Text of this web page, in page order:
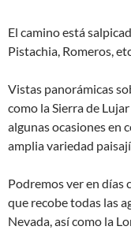
El camino está
Pistachia, Romeros,
Vistas panorámicas
como la Sierra de
algunas ocasiones en
amplia variedad
Podremos ver en días
que recobe todas las
Nevada, así como la